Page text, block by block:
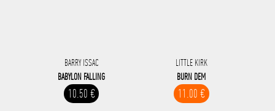
BARRY ISSAC
BABYLON FALLING
10.50 €
LITTLE KIRK
BURN DEM
11.00 €